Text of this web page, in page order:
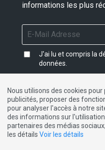
informations les plus
J'ai lu et compris la
données
Impressum|
DE FR IT
Nous utilisons des cookies
publicités, proposer des
pour analyser l'accès à notre
des informations sur
partenaires des médias
les détails Voir les détails